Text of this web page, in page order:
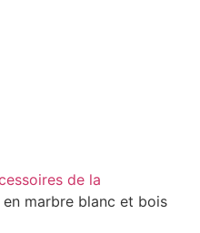
de la
marbre blanc et bois